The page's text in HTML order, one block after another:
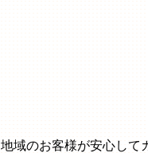
地域のお客様が安心して